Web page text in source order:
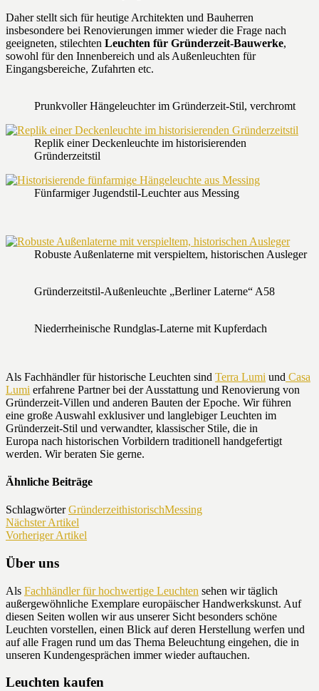
Daher stellt sich für heutige Architekten und Bauherren
insbesondere bei Renovierungen immer wieder die Frage nach
geeigneten, stilechten Leuchten für Gründerzeit-Bauwerke,
sowohl für den Innenbereich und als Außenleuchten für
Eingangsbereiche, Zufahrten etc.
Prunkvoller Hängeleuchter im Gründerzeit-Stil, verchromt
Replik einer Deckenleuchte im historisierenden
Gründerzeitstil
Fünfarmiger Jugendstil-Leuchter aus Messing
Robuste Außenlaterne mit verspieltem, historischen Ausleger
Gründerzeitstil-Außenleuchte „Berliner Laterne“ A58
Niederrheinische Rundglas-Laterne mit Kupferdach
Als Fachhändler für historische Leuchten sind Terra Lumi und Casa
Lumi erfahrene Partner bei der Ausstattung und Renovierung von
Gründerzeit-Villen und anderen Bauten der Epoche. Wir führen
eine große Auswahl exklusiver und langlebiger Leuchten im
Gründerzeit-Stil und verwandter, klassischer Stile, die in
Europa nach historischen Vorbildern traditionell handgefertigt
werden. Wir beraten Sie gerne.
Ähnliche Beiträge
Schlagwörter GründerzeithistorischMessing
Nächster Artikel
Vorheriger Artikel
Über uns
Als Fachhändler für hochwertige Leuchten sehen wir täglich
außergewöhnliche Exemplare europäischer Handwerkskunst. Auf
diesen Seiten wollen wir aus unserer Sicht besonders schöne
Leuchten vorstellen, einen Blick auf deren Herstellung werfen und
auf alle Fragen rund um das Thema Beleuchtung eingehen, die in
unseren Kundengesprächen immer wieder auftauchen.
Leuchten kaufen